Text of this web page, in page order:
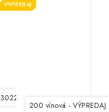
30220 svetlá šedobéžová
VÝPREDAJ
200 vínová - VÝPREDAJ